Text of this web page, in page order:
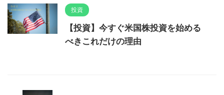
投資
【投資】今すぐ米国株投資を始める
べきこれだけの理由